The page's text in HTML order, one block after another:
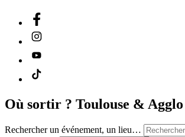
Où sortir ? Toulouse & Agglo
Rechercher un événement, un lieu…